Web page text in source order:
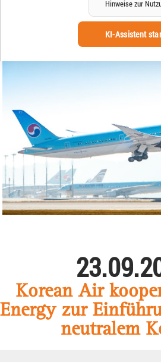
Hinweise zur
KI-Assistent
Korean Air
Energy zur
neutralem